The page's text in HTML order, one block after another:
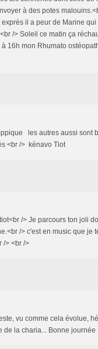
à des potes
il a peur de Marine
/> Soleil ce matin ça
16h mon Rhumato
les autres aussi sont
<br /> kénavo Tiot
/> Je parcours ton joli
/> c'est en music que je
/> <br />
vu comme cela évolue,
de la charia... Bonne journée